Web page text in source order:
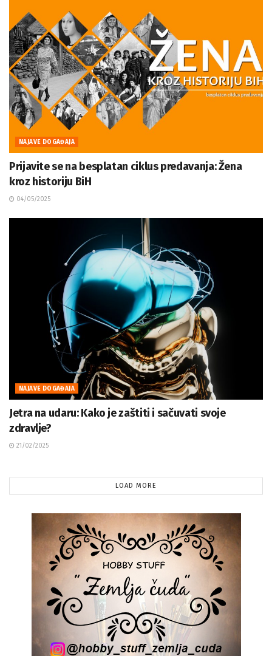
NAJAVE DOGAĐAJA
Prijavite se na besplatan ciklus predavanja: Žena
kroz historiju BiH
04/05/2025
NAJAVE DOGAĐAJA
Jetra na udaru: Kako je zaštiti i sačuvati svoje
zdravlje?
21/02/2025
LOAD MORE